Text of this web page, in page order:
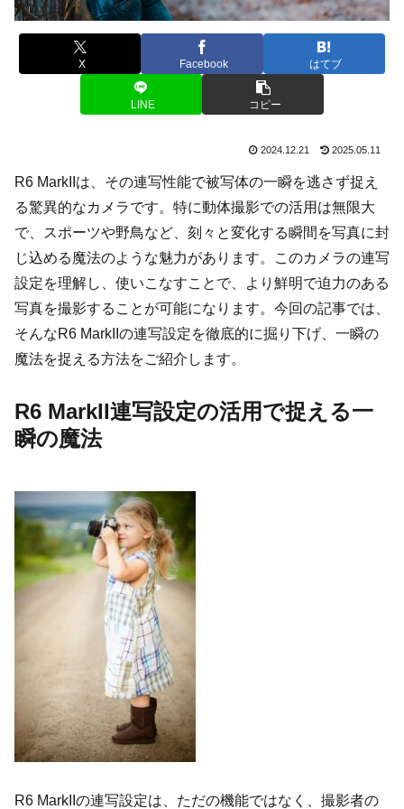
X Facebook はてブ
LINE コピー
2024.12.21 2025.05.11
R6 MarkIIは、その連写性能で被写体の一瞬を逃さず捉え
る驚異的なカメラです。特に動体撮影での活用は無限大
で、スポーツや野鳥など、刻々と変化する瞬間を写真に封
じ込める魔法のような魅力があります。このカメラの連写
設定を理解し、使いこなすことで、より鮮明で迫力のある
写真を撮影することが可能になります。今回の記事では、
そんなR6 MarkIIの連写設定を徹底的に掘り下げ、一瞬の
魔法を捉える方法をご紹介します。
R6 MarkII連写設定の活用で捉える一
瞬の魔法
R6 MarkIIの連写設定は、ただの機能ではなく、撮影者の